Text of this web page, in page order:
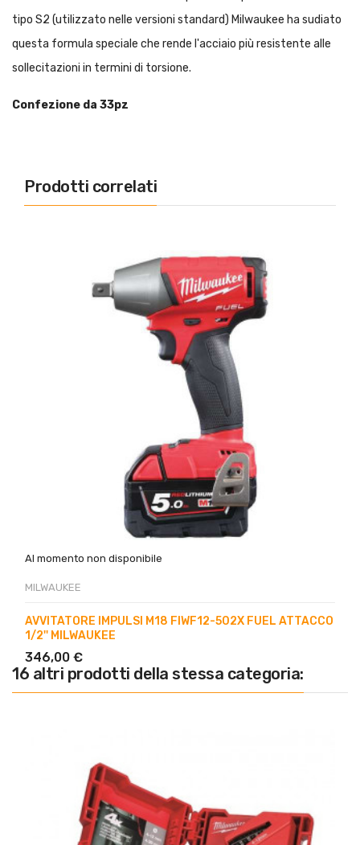
tipo S2 (utilizzato nelle versioni standard) Milwaukee ha sudiato
questa formula speciale che rende l'acciaio più resistente alle
sollecitazioni in termini di torsione.
Confezione da 33pz
Prodotti correlati
Al momento non disponibile
MILWAUKEE
AVVITATORE IMPULSI M18 FIWF12-502X FUEL ATTACCO
1/2'' MILWAUKEE
346,00 €
16 altri prodotti della stessa categoria: